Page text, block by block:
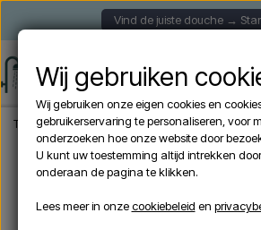
Vind de juiste douche →
Thuis Tuindouche Vrijstaande douches
Wij gebruiken
Wij gebruiken onze eigen cookies en
gebruikerservaring te personaliseren, voor
onderzoeken hoe onze website door
U kunt uw toestemming altijd intrekken
onderaan de pagina te klikken.
Lees meer in onzecookiebeleid en